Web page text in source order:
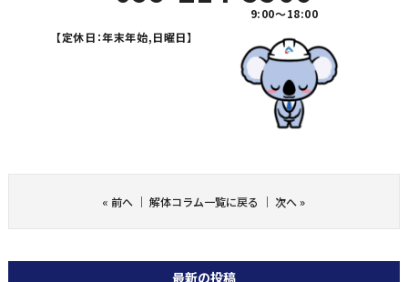
9:00～18:00
【定休日：年末年始,日曜日】
« 前へ ｜解体コラム一覧に戻る ｜次へ»
最新の投稿